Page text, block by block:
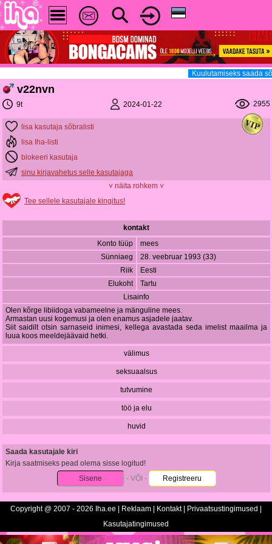
Kuulutamiseks saada
v22nvn
9t 2024-01-22 2955
lisa kasutaja sõbralisti
lisa Iha-listi
blokeeri kasutaja
sinu kirjavahetus selle kasutajaga
˅ näita rohkem ˅
Tee sellele kasutajale kingitus!
kontakt
Konto tüüp
mees
Sünniaeg
28. veebruar 1993 (33)
Riik
Eesti
Elukoht
Tartu
Lisainfo
Olen kõrge libiidoga vabameelne ja mänguline mees.
Armastan uusi kogemusi ja olen enamus asjadele jaatav.
Siit saidilt otsin sarnaseid inimesi, kellega avastada seda imelist maailma ja
luua koos meeldejäävaid hetki.
välimus
seksuaalsus
tutvumine
töö ja elu
huvid
Saada kasutajale kiri
Kirja saatmiseks pead olema sisse logitud!
Sisene
- VÕI - Registreeru
Copyright @ 2007 - 2026 Iha.ee | Reklaam Kontakt| Privaatsustingimused
Kasutajatingimused